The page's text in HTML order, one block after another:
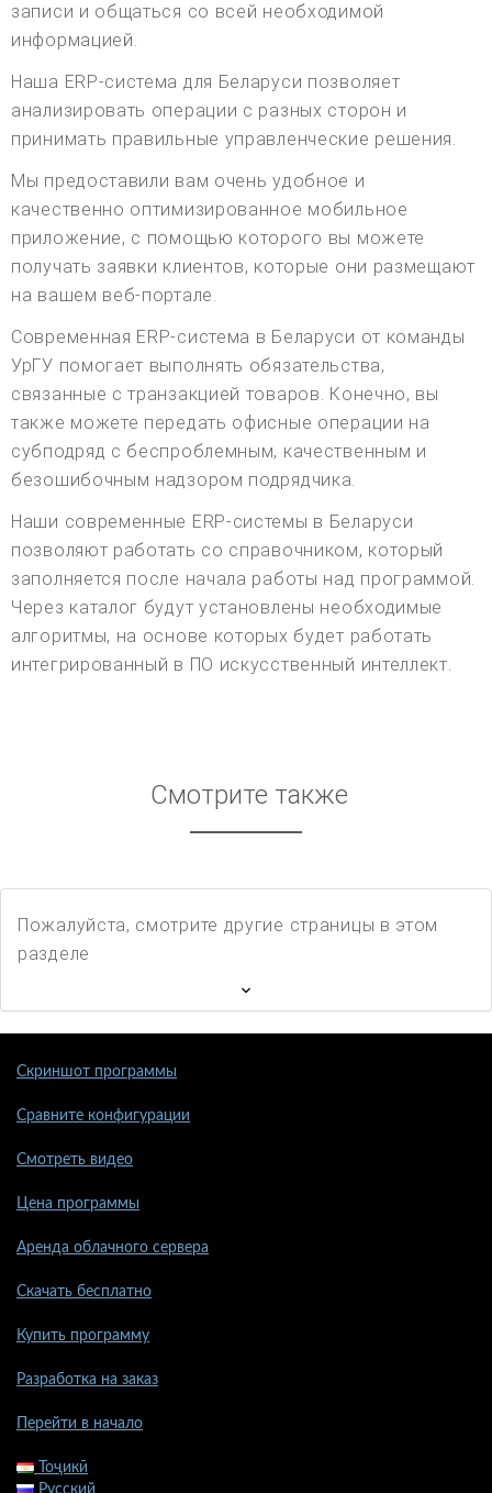
записи и общаться со всей необходимой
информацией.
Наша ERP-система для Беларуси позволяет
анализировать операции с разных сторон и
принимать правильные управленческие решения.
Мы предоставили вам очень удобное и
качественно оптимизированное мобильное
приложение, с помощью которого вы можете
получать заявки клиентов, которые они размещают
на вашем веб-портале.
Современная ERP-система в Беларуси от команды
УрГУ помогает выполнять обязательства,
связанные с транзакцией товаров. Конечно, вы
также можете передать офисные операции на
субподряд с беспроблемным, качественным и
безошибочным надзором подрядчика.
Наши современные ERP-системы в Беларуси
позволяют работать со справочником, который
заполняется после начала работы над программой.
Через каталог будут установлены необходимые
алгоритмы, на основе которых будет работать
интегрированный в ПО искусственный интеллект.
Смотрите также
Пожалуйста, смотрите другие страницы в этом
разделе
Скриншот программы
Сравните конфигурации
Смотреть видео
Цена программы
Аренда облачного сервера
Скачать бесплатно
Купить программу
Разработка на заказ
Перейти в начало
Тоҷикӣ